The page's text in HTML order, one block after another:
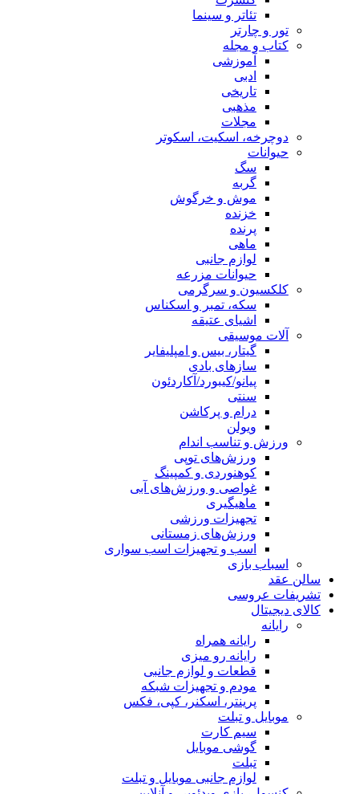
تئاتر و سینما
تور و چارتر
کتاب و مجله
آموزشی
ادبی
تاریخی
مذهبی
مجلات
دوچرخه، اسکیت، اسکوتر
حیوانات
سگ
گربه
موش و خرگوش
خزنده
پرنده
ماهی
لوازم جانبی
حیوانات مزرعه
کلکسیون و سرگرمی
سکه، تمبر و اسکناس
اشیای عتیقه
آلات موسیقی
گیتار، بیس و امپلیفایر
سازهای بادی
پیانو/کیبورد/آکاردئون
سنتی
درام و پرکاشن
ویولن
ورزش و تناسب اندام
ورزش‌های توپی
کوهنوردی و کمپینگ
غواصی و ورزش‌های آبی
ماهیگیری
تجهیزات ورزشی
ورزش‌های زمستانی
اسب و تجهیزات اسب سواری
اسباب‌ بازی
سالن عقد
تشریفات عروسی
کالای دیجیتال
رایانه
رایانه همراه
رایانه رو میزی
قطعات و لوازم جانبی
مودم و تجهیزات شبکه
پرینتر، اسکنر، کپی، فکس
موبایل و تبلت
سیم کارت
گوشی موبایل
تبلت
لوازم جانبی موبایل و تبلت